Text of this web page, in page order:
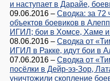
и наступает в Дарайе,
09.06.2016 – Сводка: за
объектов боевиков в
ИГИЛ; бои в Хомсе, Хаме
08.06.2016 – Сводка от
ИГИЛ в Ракке, идут бои в
07.06.2016 – Сводка от
посёлки в Дейр-эз-Зор,
уничтожили скопление